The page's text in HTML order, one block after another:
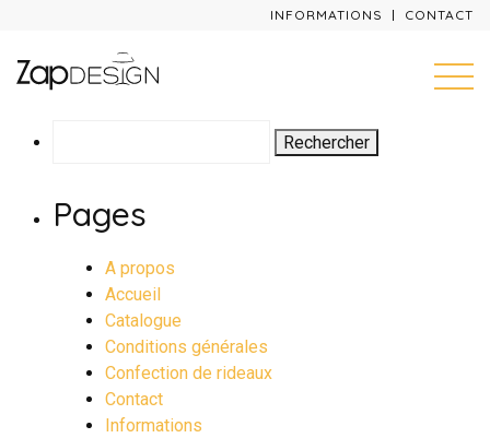
INFORMATIONS CONTACT
Pages
A propos
Accueil
Catalogue
Conditions générales
Confection de rideaux
Contact
Informations